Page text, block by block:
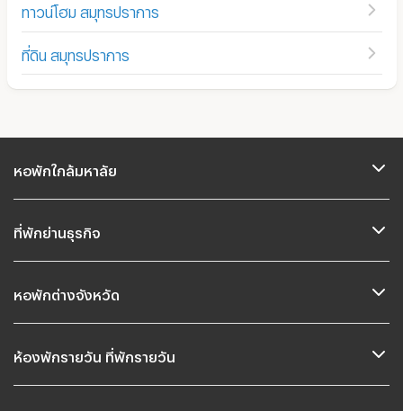
ทาวน์โฮม สมุทรปราการ
ที่ดิน สมุทรปราการ
หอพักใกล้มหาลัย
ที่พักย่านธุรกิจ
หอพักต่างจังหวัด
ห้องพักรายวัน ที่พักรายวัน